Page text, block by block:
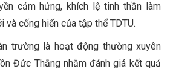
cảm hứng, khích lệ tinh thần làm
và cống hiến của tập thể TDTU.
trường là hoạt động thường xuyên
Đức Thắng nhằm đánh giá kết quả